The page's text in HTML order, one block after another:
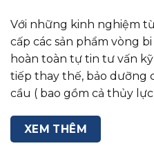
Với những kinh nghiệm
cấp các sản phẩm vòng
hoàn toàn tự tin tư vấn
tiếp thay thế, bảo dưỡng
cầu ( bao gồm cả thủy lực
XEM THÊM